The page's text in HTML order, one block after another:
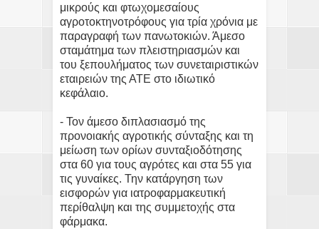
μικρούς και φτωχομεσαίους
αγροτοκτηνοτρόφους για τρία χρόνια με
παραγραφή των πανωτοκιών. Άμεσο
σταμάτημα των πλειστηριασμών και
του ξεπουλήματος των συνεταιριστικών
εταιρειών της ΑΤΕ στο ιδιωτικό
κεφάλαιο.
- Τον άμεσο διπλασιασμό της
προνοιακής αγροτικής σύνταξης και τη
μείωση των ορίων συνταξιοδότησης
στα 60 για τους αγρότες και στα 55 για
τις γυναίκες. Την κατάργηση των
εισφορών για ιατροφαρμακευτική
περίθαλψη και της συμμετοχής στα
φάρμακα.